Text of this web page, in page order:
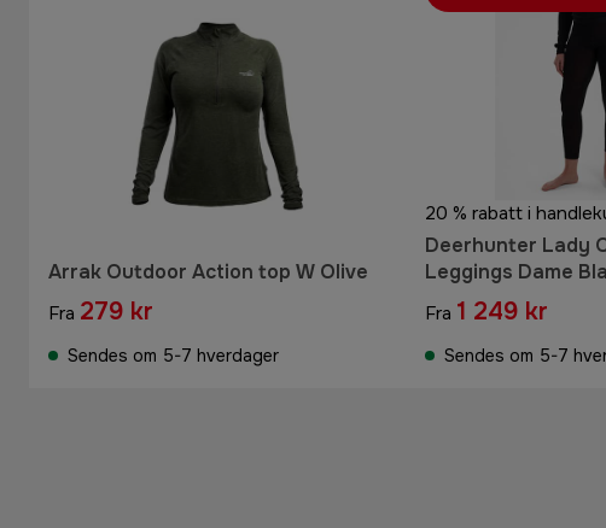
Arrak Outdoor Action top W Olive
Fra 279 kr
Sendes om 5-7 hverdager
20 % rabatt i
Deerhunter Lady
Leggings Dame
Fra 1 249 kr
Sendes om 5-7